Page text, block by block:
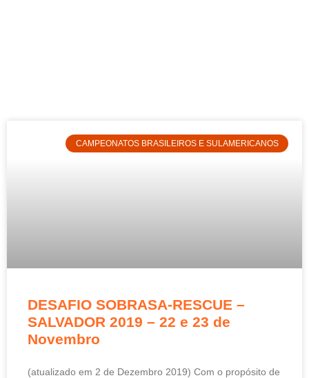
CAMPEONATOS BRASILEIROS E SULAMERICANOS
DESAFIO SOBRASA-RESCUE –
SALVADOR 2019 – 22 e 23 de
Novembro
(atualizado em 2 de Dezembro 2019) Com o propósito de